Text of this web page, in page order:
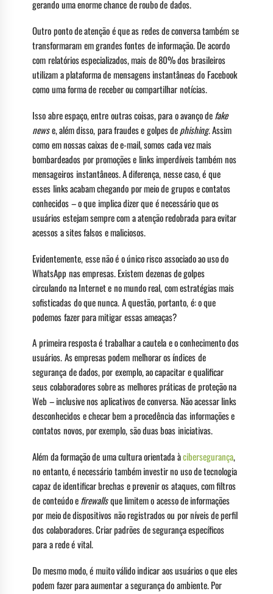
gerando uma enorme chance de roubo de dados.
Outro ponto de atenção é que as redes de conversa também se
transformaram em grandes fontes de informação. De acordo
com relatórios especializados, mais de 80% dos brasileiros
utilizam a plataforma de mensagens instantâneas do Facebook
como uma forma de receber ou compartilhar notícias.
Isso abre espaço, entre outras coisas, para o avanço defake
newse, além disso, para fraudes e golpes dephishing. Assim
como em nossas caixas de e-mail, somos cada vez mais
bombardeados por promoções e links imperdíveis também nos
mensageiros instantâneos. A diferença, nesse caso, é que
esses links acabam chegando por meio de grupos e contatos
conhecidos – o que implica dizer que é necessário que os
usuários estejam sempre com a atenção redobrada para evitar
acessos a sites falsos e maliciosos.
Evidentemente, esse não é o único risco associado ao uso do
WhatsApp nas empresas. Existem dezenas de golpes
circulando na Internet e no mundo real, com estratégias mais
sofisticadas do que nunca. A questão, portanto, é: o que
podemos fazer para mitigar essas ameaças?
A primeira resposta é trabalhar a cautela e o conhecimento dos
usuários. As empresas podem melhorar os índices de
segurança de dados, por exemplo, ao capacitar e qualificar
seus colaboradores sobre as melhores práticas de proteção na
Web – inclusive nos aplicativos de conversa. Não acessar links
desconhecidos e checar bem a procedência das informações e
contatos novos, por exemplo, são duas boas iniciativas.
Além da formação de uma cultura orientada àcibersegurança,
no entanto, é necessário também investir no uso de tecnologia
capaz de identificar brechas e prevenir os ataques, com filtros
de conteúdo efirewallsque limitem o acesso de informações
por meio de dispositivos não registrados ou por níveis de perfil
dos colaboradores. Criar padrões de segurança específicos
para a rede é vital.
Do mesmo modo, é muito válido indicar aos usuários o que eles
podem fazer para aumentar a segurança do ambiente. Por